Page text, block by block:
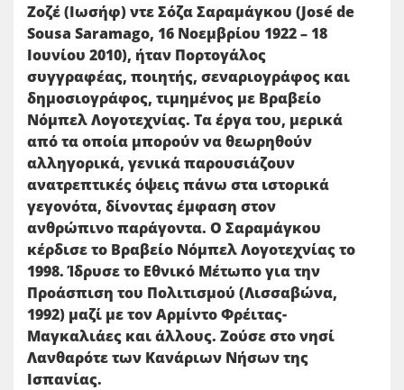
Ζοζέ (Ιωσήφ) ντε Σόζα Σαραμάγκου (José de
Sousa Saramago, 16 Νοεμβρίου 1922 – 18
Ιουνίου 2010), ήταν Πορτογάλος
συγγραφέας, ποιητής, σεναριογράφος και
δημοσιογράφος, τιμημένος με Βραβείο
Νόμπελ Λογοτεχνίας. Τα έργα του, μερικά
από τα οποία μπορούν να θεωρηθούν
αλληγορικά, γενικά παρουσιάζουν
ανατρεπτικές όψεις πάνω στα ιστορικά
γεγονότα, δίνοντας έμφαση στον
ανθρώπινο παράγοντα. Ο Σαραμάγκου
κέρδισε το Βραβείο Νόμπελ Λογοτεχνίας το
1998. Ίδρυσε το Εθνικό Μέτωπο για την
Προάσπιση του Πολιτισμού (Λισσαβώνα,
1992) μαζί με τον Αρμίντο Φρέιτας-
Μαγκαλιάες και άλλους. Ζούσε στο νησί
Λανθαρότε των Κανάριων Νήσων της
Ισπανίας.